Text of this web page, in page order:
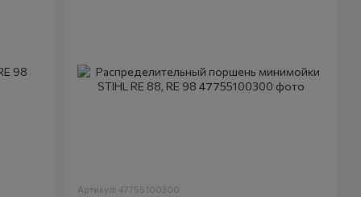
Артикул: 47755100300